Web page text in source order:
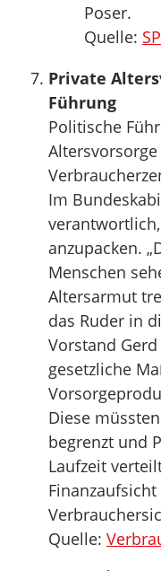
Poser.
Quelle:
Private
Führung
Politische
Im
anzupacken.
Menschen
Altersarmut
das Ruder in
Vorstand
gesetzliche
Diese
begrenzt und
Laufzeit
Quelle: